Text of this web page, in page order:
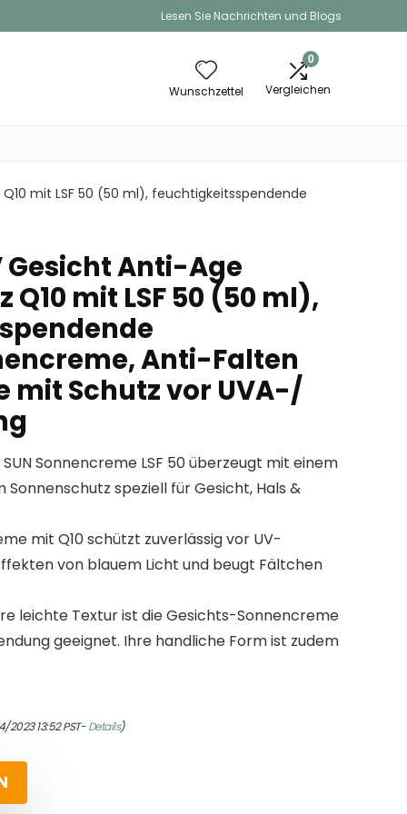
Lesen Sie Nachrichten und Blogs
Wunschzettel
0
Vergleichen
Q10 mit LSF 50 (50 ml), feuchtigkeitsspendende
Gesicht Anti-Age
mit LSF 50 (50 ml),
Anti-Falten
mit Schutz vor UVA-/
SUN Sonnencreme LSF 50 überzeugt mit einem
speziell für Gesicht, Hals &
mit Q10 schützt zuverlässig vor UV-
von blauem Licht und beugt Fältchen
leichte Textur ist die Gesichts-Sonnencreme
geeignet. Ihre handliche Form ist zudem
13:52 PST-Details)